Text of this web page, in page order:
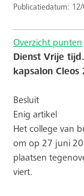
Publicatiedatum:
Overzicht punten
Dienst Vrije
kapsalon
Besluit
Enig artikel
Het college van
om op 27 juni
plaatsen
viert.